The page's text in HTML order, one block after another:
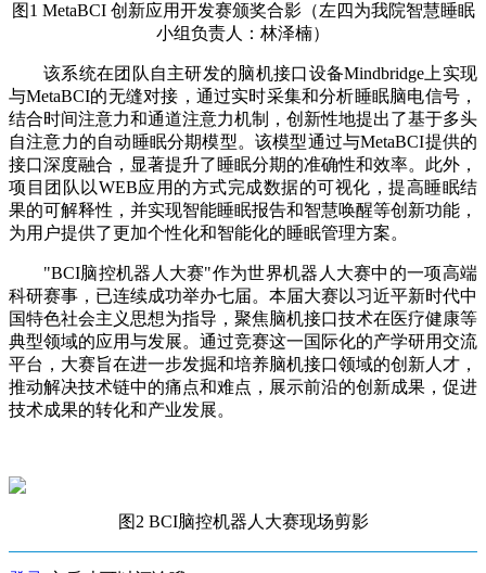
图1 MetaBCI 创新应用开发赛颁奖合影（左四为我院智慧睡眠
小组负责人：林泽楠）
该系统在团队自主研发的脑机接口设备Mindbridge上实现
与MetaBCI的无缝对接，通过实时采集和分析睡眠脑电信号，
结合时间注意力和通道注意力机制，创新性地提出了基于多头
自注意力的自动睡眠分期模型。该模型通过与MetaBCI提供的
接口深度融合，显著提升了睡眠分期的准确性和效率。此外，
项目团队以WEB应用的方式完成数据的可视化，提高睡眠结
果的可解释性，并实现智能睡眠报告和智慧唤醒等创新功能，
为用户提供了更加个性化和智能化的睡眠管理方案。
"BCI脑控机器人大赛"作为世界机器人大赛中的一项高端
科研赛事，已连续成功举办七届。本届大赛以习近平新时代中
国特色社会主义思想为指导，聚焦脑机接口技术在医疗健康等
典型领域的应用与发展。通过竞赛这一国际化的产学研用交流
平台，大赛旨在进一步发掘和培养脑机接口领域的创新人才，
推动解决技术链中的痛点和难点，展示前沿的创新成果，促进
技术成果的转化和产业发展。
图2 BCI脑控机器人大赛现场剪影